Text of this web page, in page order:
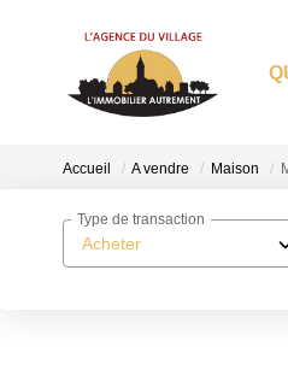
Accueil A vendre Maison
Acheter
Type de transaction